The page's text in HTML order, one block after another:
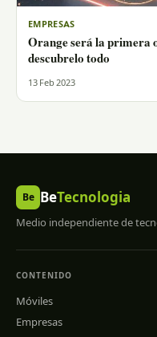
EMPRESAS
Orange será la primera
descubrelo todo
13 Feb 2023
Be BeTecnologia
Medio independiente de
CONTENIDO
Móviles
Empresas